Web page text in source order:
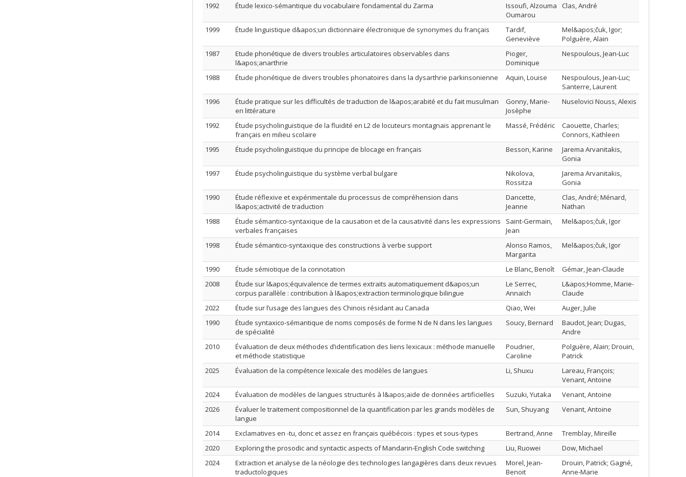
1992
Étude lexico-sémantique du vocabulaire fondamental du Zarma
Issoufi, Alzouma
Oumarou
Clas, André
1999 Étude linguistique d&apos;un dictionnaire électronique de synonymes du français
Tardif,
Geneviève
Mel&apos;čuk, Igor;
Polguère, Alain
1987
Etude phonétique de divers troubles articulatoires observables dans
l&apos;anarthrie
Pioger,
Dominique
Nespoulous, Jean-Luc
1988 Étude phonétique de divers troubles phonatoires dans la dysarthrie parkinsonienne Aquin, Louise
Nespoulous, Jean-Luc;
Santerre, Laurent
1996
Étude pratique sur les difficultés de traduction de l&apos;arabité et du fait musulman
en littérature
Gonny, Marie-
Josèphe
Nuselovici Nouss, Alexis
1992
Étude psycholinguistique de la fluidité en L2 de locuteurs montagnais apprenant le
français en milieu scolaire
Massé, Frédéric
Caouette, Charles;
Connors, Kathleen
1995
Étude psycholinguistique du principe de blocage en français Besson, Karine
Jarema Arvanitakis,
Gonia
1997
Étude psycholinguistique du système verbal bulgare
Nikolova,
Rossitza
Jarema Arvanitakis,
Gonia
1990
Étude réflexive et expérimentale du processus de compréhension dans
l&apos;activité de traduction
Dancette,
Jeanne
Clas, André; Ménard,
Nathan
1988
Étude sémantico-syntaxique de la causation et de la causativité dans les expressions
verbales françaises
Saint-Germain,
Jean
Mel&apos;čuk, Igor
1998 Étude sémantico-syntaxique des constructions à verbe support
Alonso Ramos,
Margarita
Mel&apos;čuk, Igor
1990 Étude sémiotique de la connotation Le Blanc, Benoît
Gémar, Jean-Claude
2008
Étude sur l&apos;équivalence de termes extraits automatiquement d&apos;un
corpus parallèle : contribution à l&apos;extraction terminologique bilingue
Le Serrec,
Annaïch
L&apos;Homme, Marie-
Claude
2022
Étude sur l’usage des langues des Chinois résidant au Canada Qiao, Wei
Auger, Julie
1990
Étude syntaxico-sémantique de noms composés de forme N de N dans les langues
de spécialité
Soucy, Bernard
Baudot, Jean; Dugas,
Andre
2010
Évaluation de deux méthodes d’identification des liens lexicaux : méthode manuelle
et méthode statistique
Poudrier,
Caroline
Polguère, Alain; Drouin,
Patrick
2025
Évaluation de la compétence lexicale des modèles de langues Li, Shuxu
Lareau, François;
Venant, Antoine
2024
Évaluation de modèles de langues structurés à l&apos;aide de données artificielles Suzuki, Yutaka
Venant, Antoine
2026
Évaluer le traitement compositionnel de la quantification par les grands modèles de
langue
Sun, Shuyang Venant, Antoine
2014 Exclamatives en -tu, donc et assez en français québécois : types et sous-types Bertrand, Anne
Tremblay, Mireille
2020
Exploring the prosodic and syntactic aspects of Mandarin-English Code switching Liu, Ruowei
Dow, Michael
2024
Extraction et analyse de la néologie des technologies langagières dans deux revues
traductologiques
Morel, Jean-
Benoit
Drouin, Patrick; Gagné,
Anne-Marie